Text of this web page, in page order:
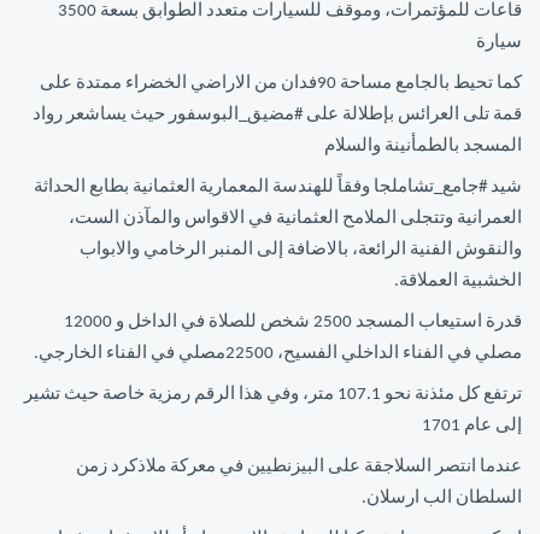
قاعات للمؤتمرات، وموقف للسيارات متعدد الطوابق بسعة 3500
سيارة
كما تحيط بالجامع مساحة 90فدان من الاراضي الخضراء ممتدة على
قمة تلى العرائس بإطلالة على #مضيق_البوسفور حيث يساشعر رواد
المسجد بالطمأنينة والسلام
شيد #جامع_تشاملجا وفقاً للهندسة المعمارية العثمانية بطابع الحداثة
العمرانية وتتجلى الملامح العثمانية في الاقواس والمآذن الست،
والنقوش الفنية الرائعة، بالاضافة إلى المنبر الرخامي والابواب
الخشبية العملاقة.
قدرة استيعاب المسجد 2500 شخص للصلاة في الداخل و 12000
مصلي في الفناء الداخلي الفسيح، 22500مصلي في الفناء الخارجي.
ترتفع كل مئذنة نحو 107.1 متر، وفي هذا الرقم رمزية خاصة حيث تشير
إلى عام 1701
عندما انتصر السلاجقة على البيزنطيين في معركة ملاذكرد زمن
السلطان الب ارسلان.